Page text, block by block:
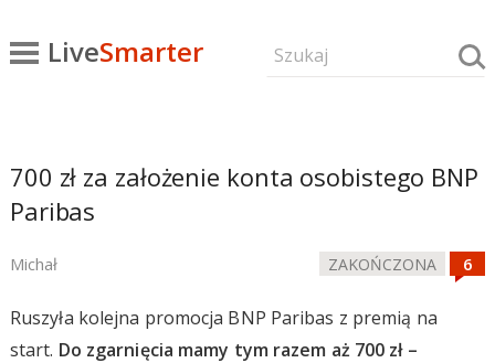
LiveSmarter
700 zł za założenie konta osobistego BNP
Paribas
Michał ZAKOŃCZONA
Ruszyła kolejna promocja BNP Paribas z premią na
start. Do zgarnięcia mamy tym razem aż 700 zł –